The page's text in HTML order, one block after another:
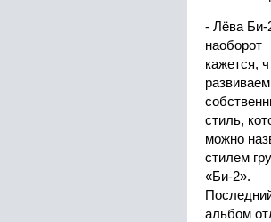
- Лёва Би-
наоборот
кажется,
стиль,
можно
стилем
«Би-2».
альбом